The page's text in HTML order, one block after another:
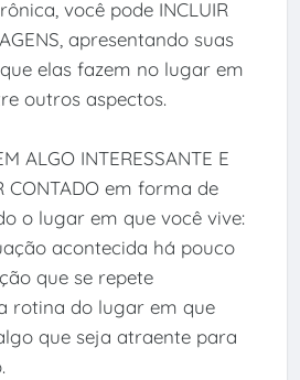
você pode INCLUIR
apresentando suas
elas fazem no lugar em
outros aspectos.
ALGO INTERESSANTE E
CONTADO em forma de
o lugar em que você vive:
acontecida há pouco
que se repete
rotina do lugar em que
que seja atraente para